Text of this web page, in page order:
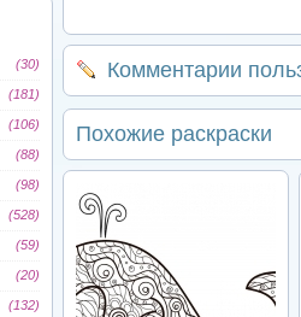
(30)
(181)
(106)
(88)
(98)
(528)
(59)
(20)
(132)
Комментарии
Похожие раскраски